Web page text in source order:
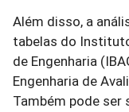
Além disso, a
tabelas do
de Engenharia
Engenharia de
Também pode ser